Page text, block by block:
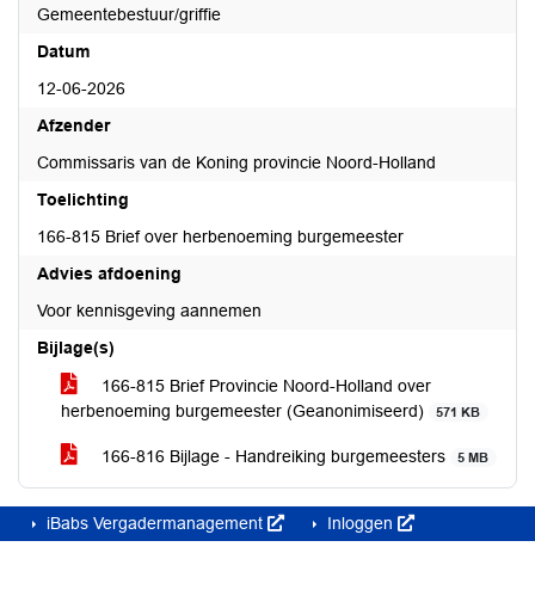
Gemeentebestuur/griffie
Datum
12-06-2026
Afzender
Commissaris van de Koning provincie Noord-Holland
Toelichting
166-815 Brief over herbenoeming burgemeester
Advies afdoening
Voor kennisgeving aannemen
Bijlage(s)
166-815 Brief Provincie Noord-Holland over
herbenoeming burgemeester (Geanonimiseerd)
571 KB
166-816 Bijlage - Handreiking burgemeesters 5 MB
iBabs Vergadermanagement Inloggen